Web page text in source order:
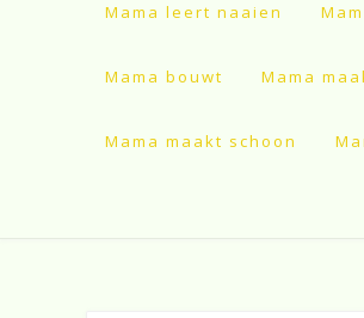
Mama leert naaien
Mama bouwt Mama
Mama maakt schoon